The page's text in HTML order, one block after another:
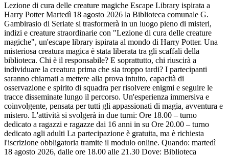
Lezione di cura delle creature magiche Escape Library ispirata a
Harry Potter Martedì 18 agosto 2026 la Biblioteca comunale G.
Gambirasio di Seriate si trasformerà in un luogo pieno di misteri,
indizi e creature straordinarie con "Lezione di cura delle creature
magiche", un'escape library ispirata al mondo di Harry Potter. Una
misteriosa creatura magica è stata liberata tra gli scaffali della
biblioteca. Chi è il responsabile? E soprattutto, chi riuscirà a
individuare la creatura prima che sia troppo tardi? I partecipanti
saranno chiamati a mettere alla prova intuito, capacità di
osservazione e spirito di squadra per risolvere enigmi e seguire le
tracce disseminate lungo il percorso. Un'esperienza immersiva e
coinvolgente, pensata per tutti gli appassionati di magia, avventura e
mistero. L'attività si svolgerà in due turni: Ore 18.00 – turno
dedicato a ragazzi e ragazze dai 16 anni in su Ore 20.00 – turno
dedicato agli adulti La partecipazione è gratuita, ma è richiesta
l'iscrizione obbligatoria tramite il modulo online. Quando: martedì
18 agosto 2026, dalle ore 18.00 alle 21.30 Dove: Biblioteca